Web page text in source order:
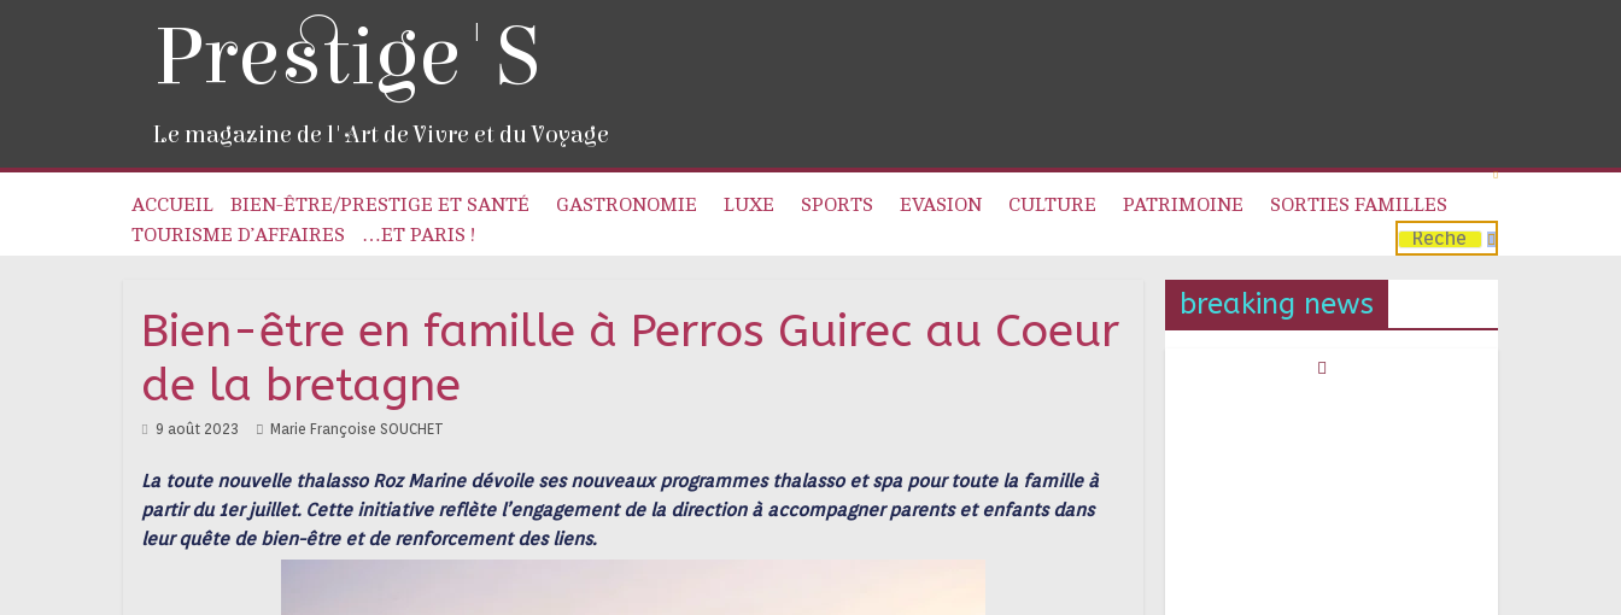
Prestige'S
Le magazine de l'Art de Vivre et du Voyage
ACCUEIL BIEN-ÊTRE/PRESTIGE ET SANTÉ GASTRONOMIE LUXE SPORTS EVASION CULTURE PATRIMOINE
SORTIES FAMILLES
TOURISME D’AFFAIRES
…ET PARIS !
Bien-être en famille à Perros Guirec au Coeur
de la bretagne
9 août 2023 Marie Françoise SOUCHET
La toute nouvelle thalasso Roz Marine dévoile ses nouveaux programmes thalasso et spa pour toute la famille à
partir du 1er juillet. Cette initiative reflète l’engagement de la direction à accompagner parents et enfants dans
leur quête de bien-être et de renforcement des liens.
breaking news